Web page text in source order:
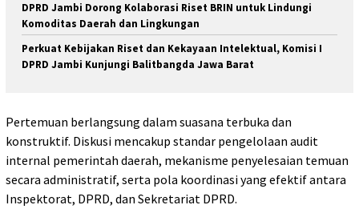
DPRD Jambi Dorong Kolaborasi Riset BRIN untuk Lindungi
Komoditas Daerah dan Lingkungan
Perkuat Kebijakan Riset dan Kekayaan Intelektual, Komisi I
DPRD Jambi Kunjungi Balitbangda Jawa Barat
Pertemuan berlangsung dalam suasana terbuka dan
konstruktif. Diskusi mencakup standar pengelolaan audit
internal pemerintah daerah, mekanisme penyelesaian temuan
secara administratif, serta pola koordinasi yang efektif antara
Inspektorat, DPRD, dan Sekretariat DPRD.